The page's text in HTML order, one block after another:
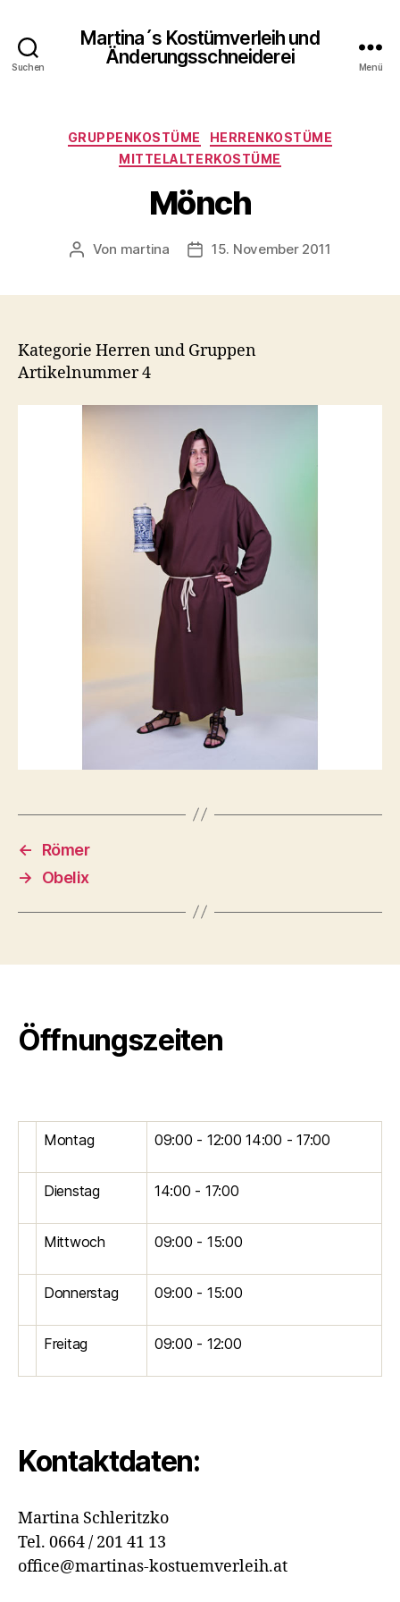
Suchen
Martina´s Kostümverleih und
Änderungsschneiderei
Menü
Kategorien
GRUPPENKOSTÜME
HERRENKOSTÜME
MITTELALTERKOSTÜME
Mönch
Beitragsautor
Von martina Beitragsdatum
15. November 2011
Kategorie Herren und Gruppen
Artikelnummer 4
←
Römer
→
Obelix
Öffnungszeiten
Montag 09:00 - 12:00 14:00 - 17:00
Dienstag 14:00 - 17:00
Mittwoch 09:00 - 15:00
Donnerstag 09:00 - 15:00
Freitag 09:00 - 12:00
Kontaktdaten:
Martina Schleritzko
Tel. 0664 / 201 41 13
office@martinas-kostuemverleih.at